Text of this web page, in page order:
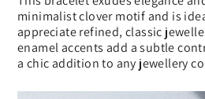
minimalist clover motif and is
appreciate refined, classic
enamel accents add a subtle
a chic addition to any jewellery